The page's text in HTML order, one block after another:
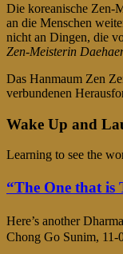
Die koreanische Zen-
an die Menschen
nicht an Dingen, die
Zen-Meisterin
Das Hanmaum Zen
verbundenen
Wake Up and
Learning to see the
“The One that is
Here’s another
Chong Go Sunim, 11-